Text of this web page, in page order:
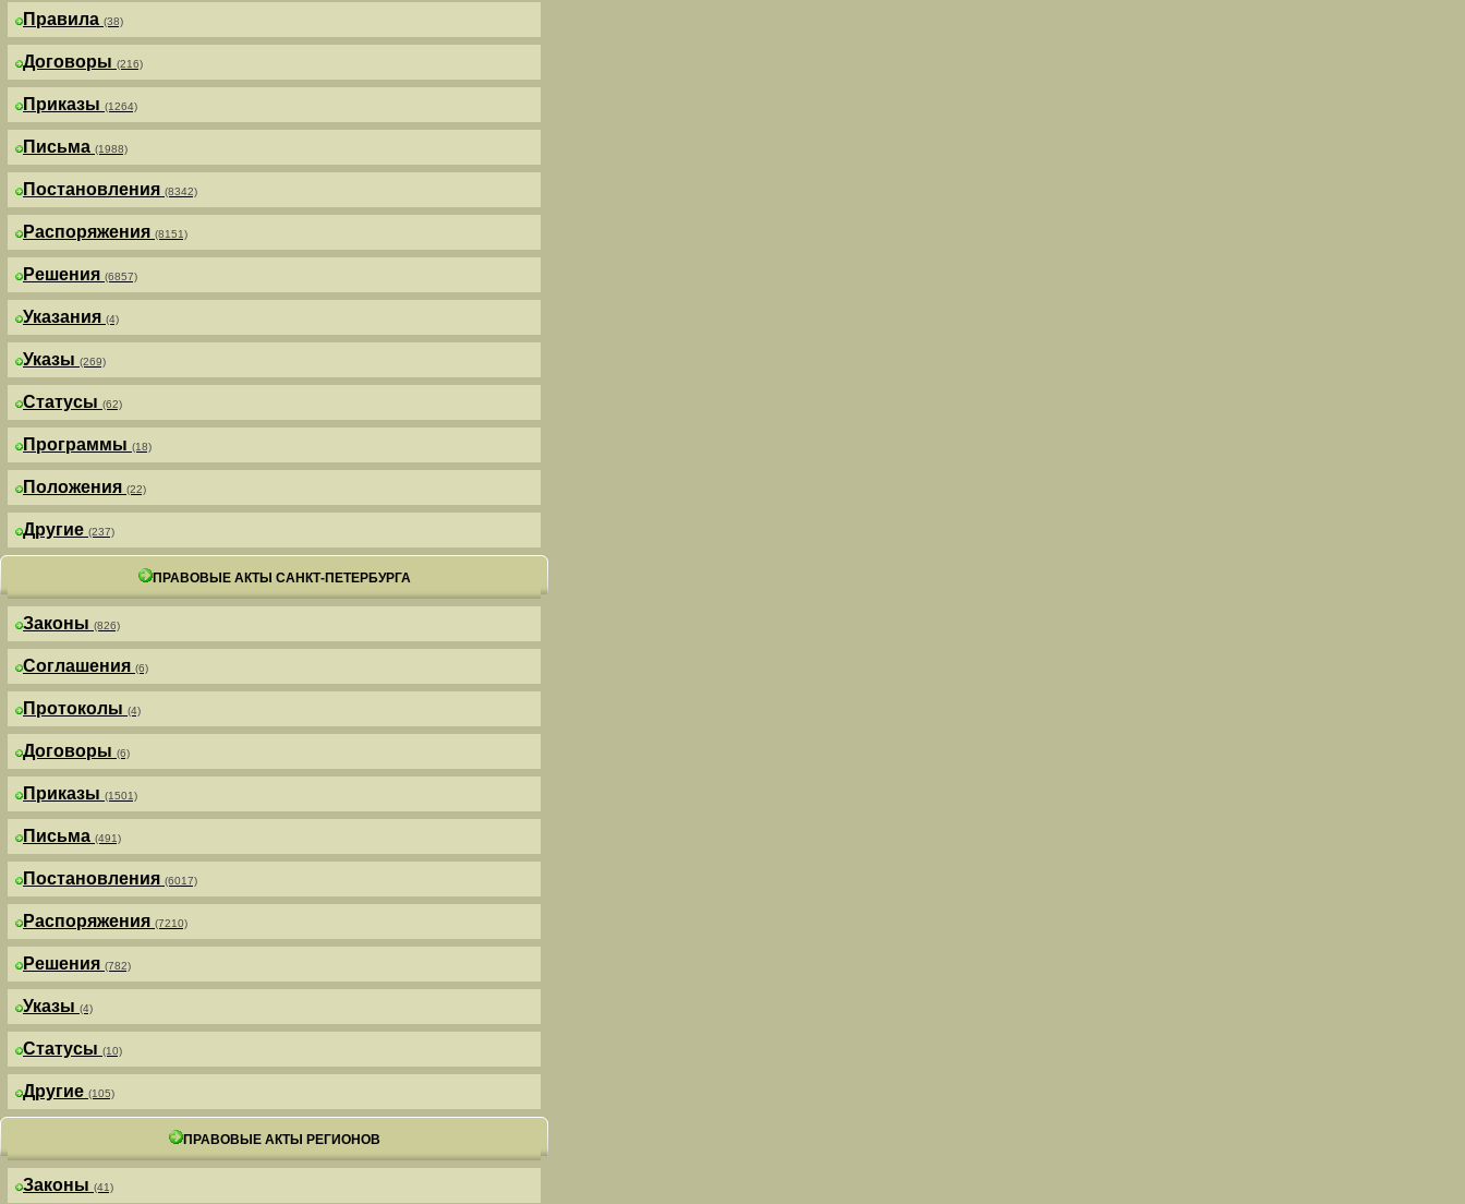
Правила (38)
Договоры (216)
Приказы (1264)
Письма (1988)
Постановления (8342)
Распоряжения (8151)
Решения (6857)
Указания (4)
Указы (269)
Статусы (62)
Программы (18)
Положения (22)
Другие (237)
ПРАВОВЫЕ АКТЫ САНКТ-ПЕТЕРБУРГА
Законы (826)
Соглашения (6)
Протоколы (4)
Договоры (6)
Приказы (1501)
Письма (491)
Постановления (6017)
Распоряжения (7210)
Решения (782)
Указы (4)
Статусы (10)
Другие (105)
ПРАВОВЫЕ АКТЫ РЕГИОНОВ
Законы (41)